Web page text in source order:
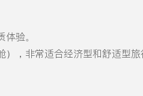
验。
，非常适合经济型和舒适型旅